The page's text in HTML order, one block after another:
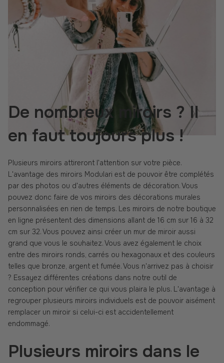
De nombreux miroirs ? Il
en faut toujours plus !
Plusieurs miroirs attireront l'attention sur votre pièce.
L'avantage des miroirs Modulari est de pouvoir être complétés
par des photos ou d'autres éléments de décoration. Vous
pouvez donc faire de vos miroirs des décorations murales
personnalisées en rien de temps. Les miroirs de notre boutique
en ligne présentent des dimensions allant de 16 cm sur 16 à 32
cm sur 32. Vous pouvez ainsi créer un mur de miroir aussi
grand que vous le souhaitez. Vous avez également le choix
entre des miroirs ronds, carrés ou hexagonaux et des couleurs
telles que bronze, argent et fumée. Vous n'arrivez pas à choisir
? Essayez différentes créations dans notre outil de
conception pour vérifier ce qui vous plaira le plus. L'avantage à
regrouper plusieurs miroirs individuels est de pouvoir aisément
remplacer un miroir si celui-ci est accidentellement
endommagé.
Plusieurs miroirs dans le